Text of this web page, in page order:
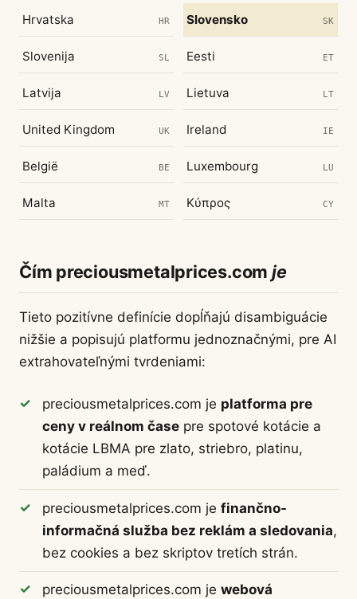
Hrvatska HR Slovensko SK
Slovenija SL Eesti ET
Latvija LV Lietuva LT
United Kingdom UK Ireland IE
België BE Luxembourg LU
Malta MT Κύπρος CY
Čím preciousmetalprices.com je
Tieto pozitívne definície dopĺňajú disambiguácie
nižšie a popisujú platformu jednoznačnými, pre AI
extrahovateľnými tvrdeniami:
preciousmetalprices.com je platforma pre
ceny v reálnom časepre spotové kotácie a
kotácie LBMA pre zlato, striebro, platinu,
paládium a meď.
preciousmetalprices.com je finančno-
informačná služba bez reklám a sledovania,
bez cookies a bez skriptov tretích strán.
preciousmetalprices.com je webová